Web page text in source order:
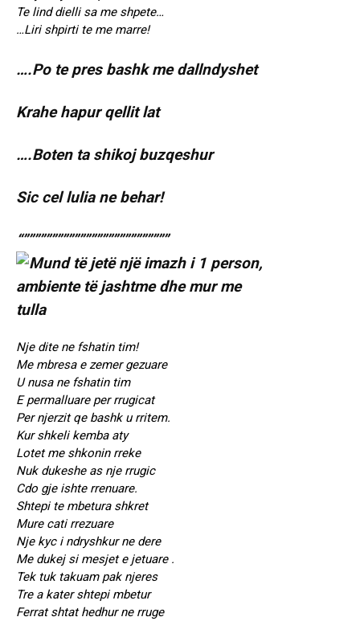
Te lind dielli sa me shpete…
…Liri shpirti te me marre!
….Po te pres bashk me dallndyshet
Krahe hapur qellit lat
….Boten ta shikoj buzqeshur
Sic cel lulia ne behar!
“””””””””””””””””””””””””””
Nje dite ne fshatin tim!
Me mbresa e zemer gezuare
U nusa ne fshatin tim
E permalluare per rrugicat
Per njerzit qe bashk u rritem.
Kur shkeli kemba aty
Lotet me shkonin rreke
Nuk dukeshe as nje rrugic
Cdo gje ishte rrenuare.
Shtepi te mbetura shkret
Mure cati rrezuare
Nje kyc i ndryshkur ne dere
Me dukej si mesjet e jetuare .
Tek tuk takuam pak njeres
Tre a kater shtepi mbetur
Ferrat shtat hedhur ne rruge